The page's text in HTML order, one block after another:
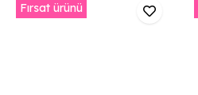
Fırsat ürünü